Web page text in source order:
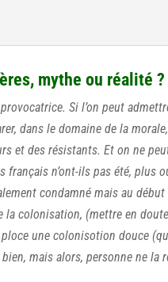
mythe ou réalité ?
Si l’on peut
dans le domaine de la
et des résistants. Et on ne
français n’ont-ils pas été,
condamné mais au
colonisation, (mettre en
une colonisotion douce
mais alors, personne ne la